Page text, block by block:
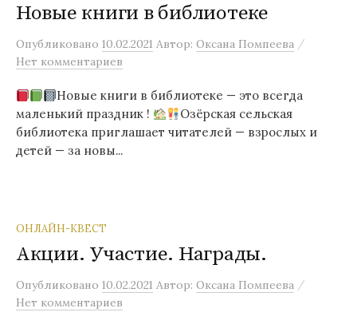
Новые книги в библиотеке
Опубликовано 10.02.2021 Автор: Оксана Помпеева /
Нет комментариев
Новые книги в библиотеке — это всегда
маленький праздник !
Озёрская сельская
библиотека приглашает читателей — взрослых и
детей — за новы...
ОНЛАЙН-КВЕСТ
Акции. Участие. Награды.
Опубликовано 10.02.2021 Автор: Оксана Помпеева /
Нет комментариев